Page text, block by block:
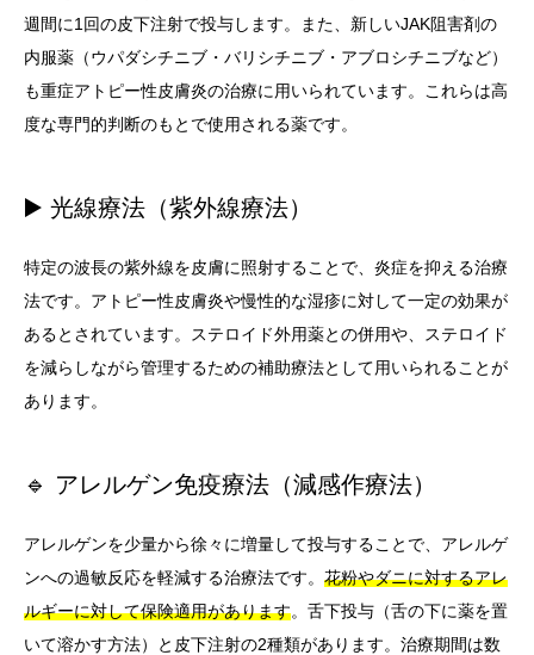
週間に1回の皮下注射で投与します。また、新しいJAK阻害剤の
内服薬（ウパダシチニブ・バリシチニブ・アブロシチニブなど）
も重症アトピー性皮膚炎の治療に用いられています。これらは高
度な専門的判断のもとで使用される薬です。
▶️ 光線療法（紫外線療法）
特定の波長の紫外線を皮膚に照射することで、炎症を抑える治療
法です。アトピー性皮膚炎や慢性的な湿疹に対して一定の効果が
あるとされています。ステロイド外用薬との併用や、ステロイド
を減らしながら管理するための補助療法として用いられることが
あります。
🔹 アレルゲン免疫療法（減感作療法）
アレルゲンを少量から徐々に増量して投与することで、アレルゲ
ンへの過敏反応を軽減する治療法です。 花粉やダニに対するアレ
ルギーに対して保険適用があります。舌下投与（舌の下に薬を置
いて溶かす方法）と皮下注射の2種類があります。治療期間は数